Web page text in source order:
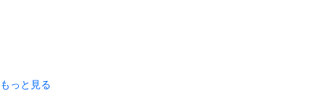
もっと見る